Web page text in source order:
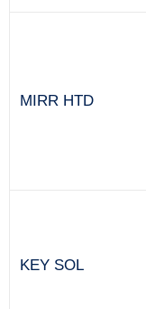
MIRR HTD
KEY SOL